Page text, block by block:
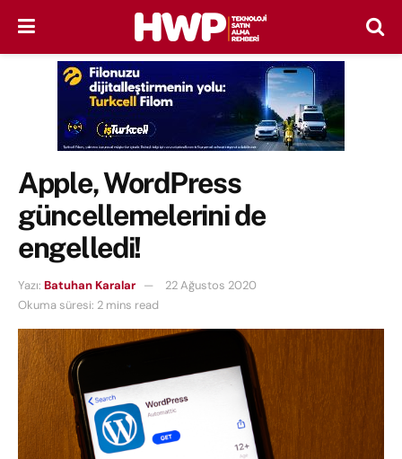
Apple, WordPress
güncellemelerini de
engelledi!
Yazı: Batuhan Karalar
22 Ağustos 2020
Okuma süresi: 2 mins read